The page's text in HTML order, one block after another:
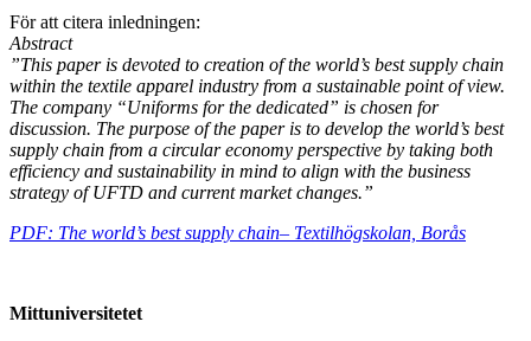
För att citera inledningen:
Abstract
”This paper is devoted to creation of the world’s best supply chain
within the textile apparel industry from a sustainable point of view.
The company “Uniforms for the dedicated” is chosen for
discussion. The purpose of the paper is to develop the world’s best
supply chain from a circular economy perspective by taking both
efficiency and sustainability in mind to align with the business
strategy of UFTD and current market changes.”
PDF: The world’s best supply chain– Textilhögskolan, Borås
Mittuniversitetet